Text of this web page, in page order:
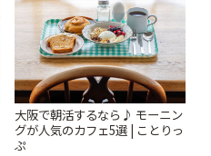
大阪で朝活するなら♪ モーニン
グが人気のカフェ5選 | ことりっ
ぷ